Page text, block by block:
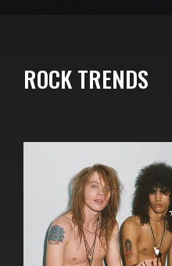
ROCK TRENDS